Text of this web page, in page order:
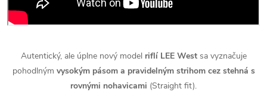
Autentický, ale úplne nový model riflí LEE Westsa vyznačuje
pohodlným vysokým pásom a pravidelným strihom cez stehná s
rovnými nohavicami (Straight fit).